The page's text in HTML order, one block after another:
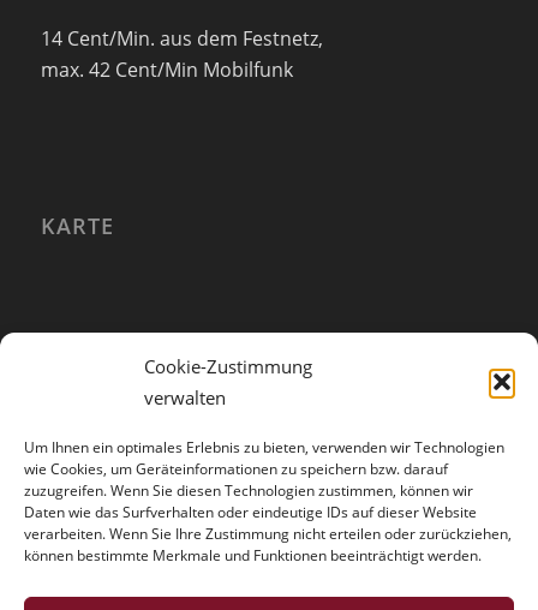
Cookie-Zustimmung
verwalten
Um Ihnen ein optimales Erlebnis zu bieten, verwenden wir Technologien
wie Cookies, um Geräteinformationen zu speichern bzw. darauf
zuzugreifen. Wenn Sie diesen Technologien zustimmen, können wir
Daten wie das Surfverhalten oder eindeutige IDs auf dieser Website
verarbeiten. Wenn Sie Ihre Zustimmung nicht erteilen oder zurückziehen,
können bestimmte Merkmale und Funktionen beeinträchtigt werden.
14 Cent/Min. aus dem Festnetz,
max. 42 Cent/Min Mobilfunk
KARTE